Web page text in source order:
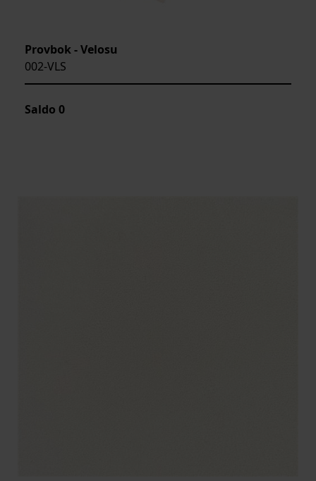
Provbok - Velosu
002-VLS
Saldo 0